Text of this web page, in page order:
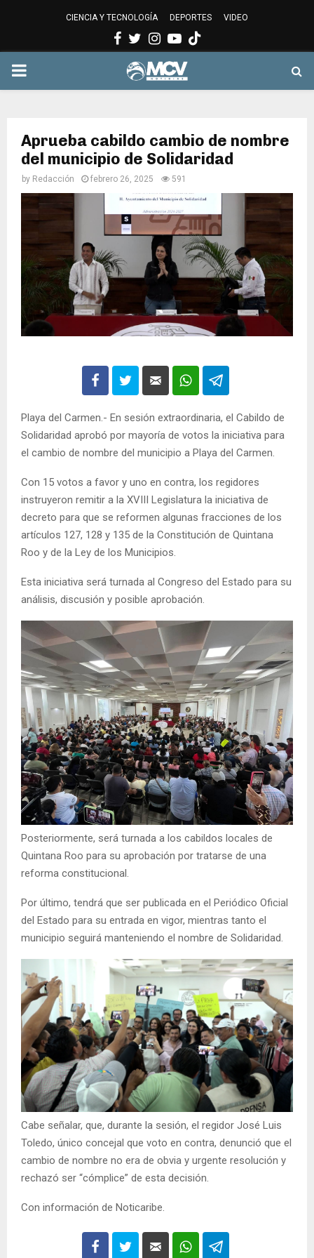
CIENCIA Y TECNOLOGÍA DEPORTES VIDEO
Facebook
Twitter
Instagram
Youtube
PRIMARY
Aprueba cabildo cambio de nombre
del municipio de Solidaridad
by Redacción febrero 26, 2025 591
Playa del Carmen.- En sesión extraordinaria, el Cabildo de
Solidaridad aprobó por mayoría de votos la iniciativa para
el cambio de nombre del municipio a Playa del Carmen.
Con 15 votos a favor y uno en contra, los regidores
instruyeron remitir a la XVIII Legislatura la iniciativa de
decreto para que se reformen algunas fracciones de los
artículos 127, 128 y 135 de la Constitución de Quintana
Roo y de la Ley de los Municipios.
Esta iniciativa será turnada al Congreso del Estado para su
análisis, discusión y posible aprobación.
Posteriormente, será turnada a los cabildos locales de
Quintana Roo para su aprobación por tratarse de una
reforma constitucional.
Por último, tendrá que ser publicada en el Periódico Oficial
del Estado para su entrada en vigor, mientras tanto el
municipio seguirá manteniendo el nombre de Solidaridad.
Cabe señalar, que, durante la sesión, el regidor José Luis
Toledo, único concejal que voto en contra, denunció que el
cambio de nombre no era de obvia y urgente resolución y
rechazó ser “cómplice” de esta decisión.
Con información de Noticaribe.